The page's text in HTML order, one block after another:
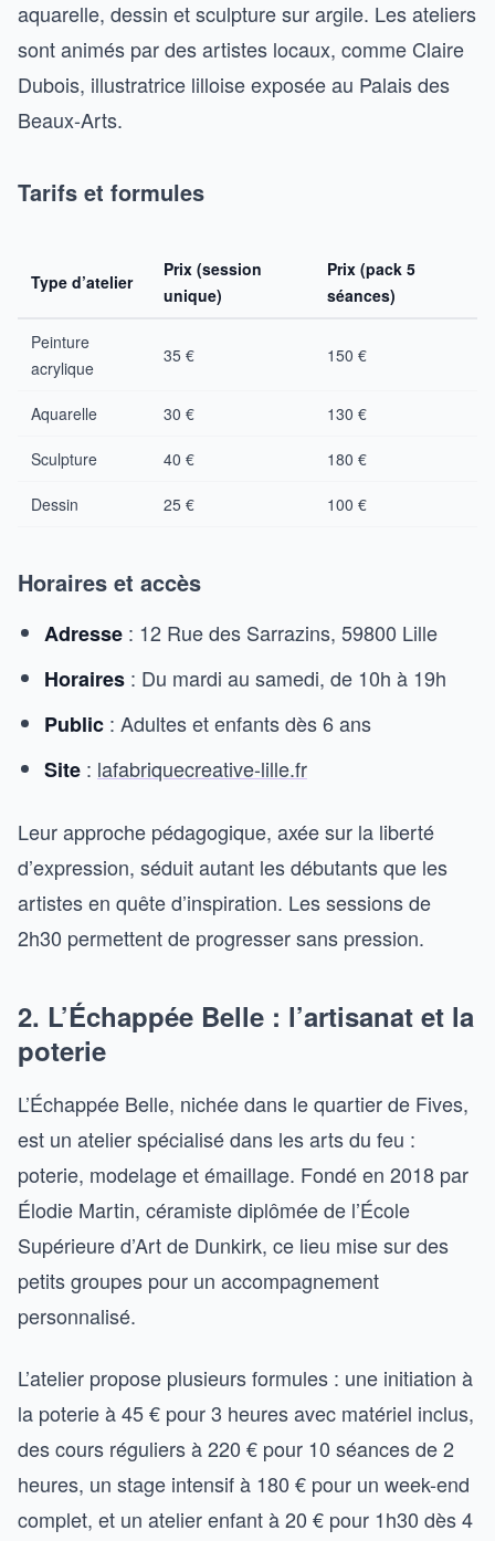
aquarelle, dessin et sculpture sur argile. Les ateliers
sont animés par des artistes locaux, comme Claire
Dubois, illustratrice lilloise exposée au Palais des
Beaux-Arts.
Tarifs et formules
Type d’atelier
Prix (session
unique)
Prix (pack 5
séances)
Peinture
acrylique
35 € 150 €
Aquarelle 30 € 130 €
Sculpture 40 € 180 €
Dessin 25 € 100 €
Horaires et accès
Adresse : 12 Rue des Sarrazins, 59800 Lille
Horaires : Du mardi au samedi, de 10h à 19h
Public : Adultes et enfants dès 6 ans
Site : lafabriquecreative-lille.fr
Leur approche pédagogique, axée sur la liberté
d’expression, séduit autant les débutants que les
artistes en quête d’inspiration. Les sessions de
2h30 permettent de progresser sans pression.
2. L’Échappée Belle : l’artisanat et la
poterie
L’Échappée Belle, nichée dans le quartier de Fives,
est un atelier spécialisé dans les arts du feu :
poterie, modelage et émaillage. Fondé en 2018 par
Élodie Martin, céramiste diplômée de l’École
Supérieure d’Art de Dunkirk, ce lieu mise sur des
petits groupes pour un accompagnement
personnalisé.
L’atelier propose plusieurs formules : une initiation à
la poterie à 45 € pour 3 heures avec matériel inclus,
des cours réguliers à 220 € pour 10 séances de 2
heures, un stage intensif à 180 € pour un week-end
complet, et un atelier enfant à 20 € pour 1h30 dès 4